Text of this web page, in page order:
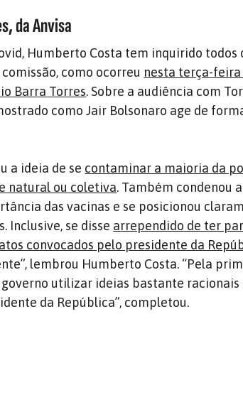
da Anvisa
Humberto Costa tem inquirido todos
como ocorreu nesta terça-
Barra Torres. Sobre a audiência com
como Jair Bolsonaro age de
a ideia de se contaminar a maioria da
natural ou coletiva. Também condenou
das vacinas e se posicionou
Inclusive, se disse arrependido de ter
convocados pelo presidente da
lembrou Humberto Costa. “Pela
utilizar ideias bastante racionais
da República”, completou.